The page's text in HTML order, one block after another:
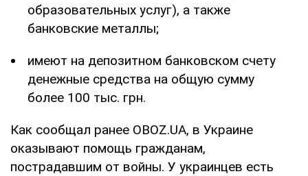
образовательных услуг), а также
банковские металлы;
имеют на депозитном банковском счету
денежные средства на общую сумму
более 100 тыс. грн.
Как сообщал ранее OBOZ.UA, в Украине
оказывают помощь гражданам,
пострадавшим от войны. У украинцев есть